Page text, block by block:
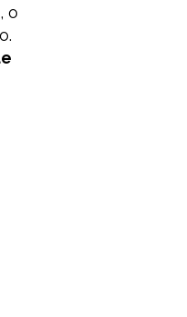
, o